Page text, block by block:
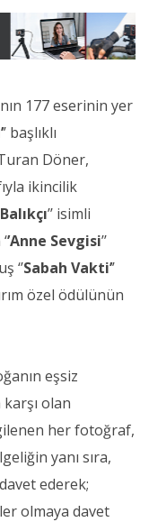
177 eserinin yer
’ başlıklı
Döner,
ikincilik
Balıkçı’’ isimli
’Anne Sevgisi’’
‘’Sabah Vakti’’
özel ödülünün
eşsiz
olan
her fotoğraf,
yanı sıra,
ederek;
olmaya davet